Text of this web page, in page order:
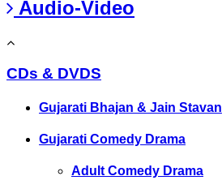
Audio-Video
CDs & DVDS
Gujarati Bhajan & Jain Stavan
Gujarati Comedy Drama
Adult Comedy Drama